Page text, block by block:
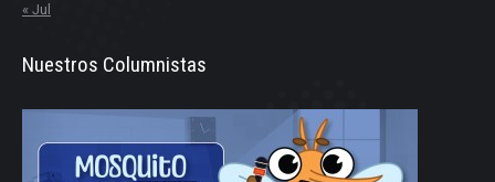
« Jul
Nuestros Columnistas